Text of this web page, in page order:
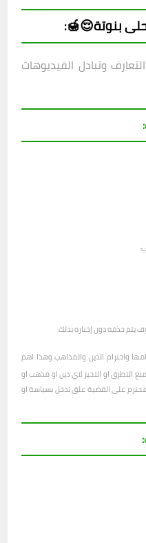
بنوتة😌🍯:
وتبادل الفيديوهات
يتم حذفه دون إخباره بذلك.
واحترام الدين والمذاهب وهذا اهم
التطرق او التحيز لاي دين او مذهب او
على القضية علق تدخل بسياسة او